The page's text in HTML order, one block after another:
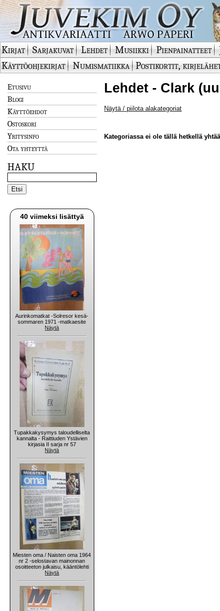
Kirjat Sarjakuvat Lehdet Musiikki Pienpainatteet
Käyttöohjekirjat
Numismatiikka Postikortit,
Etusivu
Blogi
Käyttöehdot
Ostoskori
Yritysinfo
Ota yhteyttä
HAKU
40 viimeksi lisättyä
Aurinkomatkat -Solresor kesä-
sommaren 1971 -matkaesite
Näytä
Tupakkakysymys taloudelliselta
kannalta - Raittiuden Ystävien
kirjasia II sarja nr 57
Näytä
Miesten oma / Naisten oma 1964
nr 2 -selostavan mainonnan
osoitteeton julkaisu, kääntölehti
Näytä
Lehdet - Clark
Näytä / piilota alakategoriat
Kategoriassa ei ole tällä hetkellä